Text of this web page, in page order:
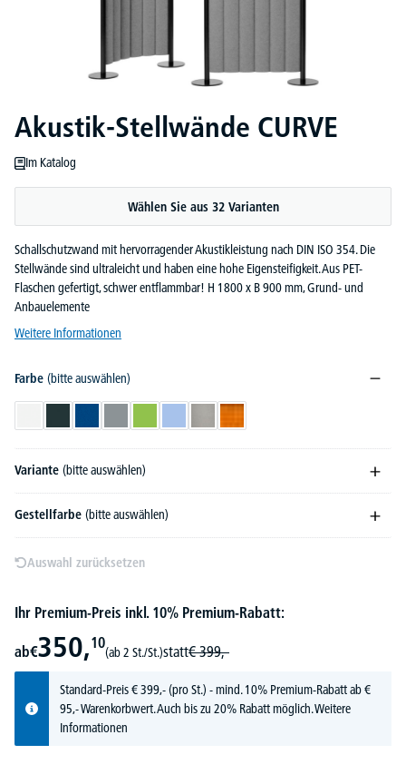
Akustik-Stellwände CURVE
Im Katalog
Wählen Sie aus 32 Varianten
Schallschutzwand mit hervorragender Akustikleistung nach DIN ISO 354. Die
Stellwände sind ultraleicht und haben eine hohe Eigensteifigkeit. Aus PET-
Flaschen gefertigt, schwer entflammbar! H 1800 x B 900 mm, Grund- und
Anbauelemente
Weitere Informationen
Farbe (bitte auswählen)
Variante (bitte auswählen)
Gestellfarbe (bitte auswählen)
Auswahl zurücksetzen
Ihr Premium-Preis inkl. 10% Premium-Rabatt:
ab€350,10
(ab 2 St./St.)statt€ 399,-
Standard-Preis€399,-(pro St.) - mind. 10% Premium-Rabatt ab €
95,- Warenkorbwert. Auch bis zu 20% Rabatt möglich.Weitere
Informationen